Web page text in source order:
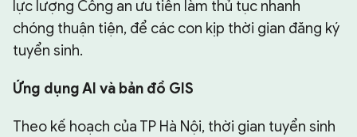
lực lượng Công an ưu tiên làm thủ tục nhanh
chóng thuận tiện, để các con kịp thời gian đăng ký
tuyển sinh.
Ứng dụng AI và bản đồ GIS
Theo kế hoạch của TP Hà Nội, thời gian tuyển sinh